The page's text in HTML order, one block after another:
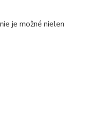
je možné nielen